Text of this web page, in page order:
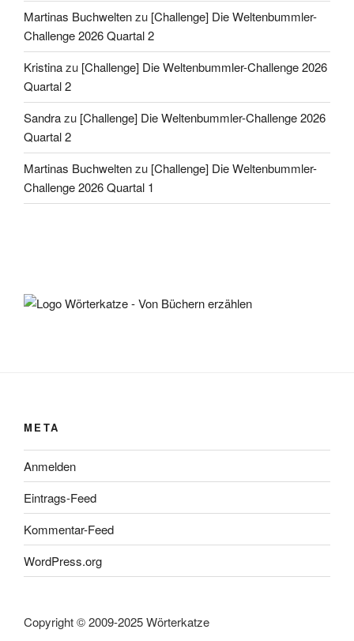
Martinas Buchweltenzu [Challenge] Die Weltenbummler-
Challenge 2026 Quartal 2
Kristinazu [Challenge] Die Weltenbummler-Challenge 2026
Quartal 2
Sandrazu [Challenge] Die Weltenbummler-Challenge 2026
Quartal 2
Martinas Buchweltenzu [Challenge] Die Weltenbummler-
Challenge 2026 Quartal 1
META
Anmelden
Eintrags-Feed
Kommentar-Feed
WordPress.org
Copyright © 2009-2025 Wörterkatze